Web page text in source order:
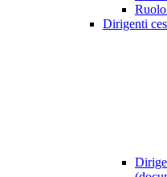
Dirigenti